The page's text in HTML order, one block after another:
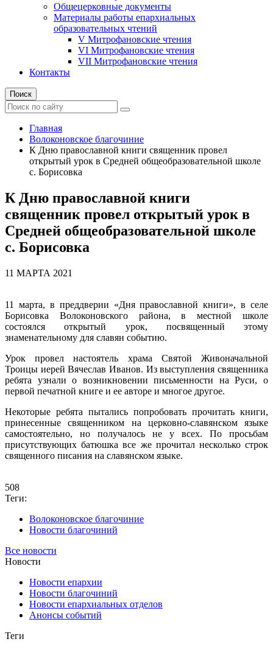
Общецерковные документы
Материалы работы епархиальных
образовательных чтений
V Митрофановские чтения
VI Митрофановские чтения
VII Митрофановские чтения
Контакты
Поиск
Главная
Волоконовское благочиние
К Дню православной книги священник провел
открытый урок в Средней общеобразовательной школе
с. Борисовка
К Дню православной книги
священник провел открытый урок в
Средней общеобразовательной школе
с. Борисовка
11 МАРТА 2021
11 марта, в преддверии «Дня православной книги», в селе
Борисовка Волоконовского района, в местной школе
состоялся открытый урок, посвященный этому
знаменательному для славян событию.
Урок провел настоятель храма Святой Живоначальной
Троицы иерей Вячеслав Иванов. Из выступления священника
ребята узнали о возникновении письменности на Руси, о
первой печатной книге и ее авторе и многое другое.
Некоторые ребята пытались попробовать прочитать книги,
принесенные священником на церковно-славянском языке
самостоятельно, но получалось не у всех. По просьбам
присутствующих батюшка все же прочитал несколько строк
священного писания на славянском языке.
508
Теги:
Волоконовское благочиние
Новости благочиний
Все новости
Новости
Новости епархии
Новости благочиний
Новости епархиальных отделов
Анонсы событий
Теги